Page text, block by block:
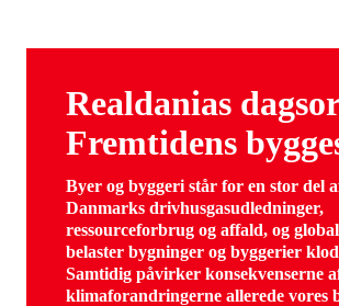
Realdanias
Fremtidens
Byer og byggeri står for en stor del
Danmarks drivhusgasudledninger,
ressourceforbrug og affald, og
belaster bygninger og byggerier
Samtidig påvirker konsekvenserne
klimaforandringerne allerede vores